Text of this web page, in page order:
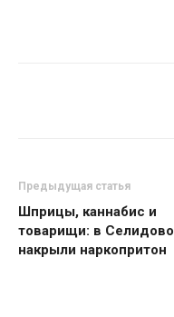
Предыдущая статья
Шприцы, каннабис и
товарищи: в Селидово
накрыли наркопритон